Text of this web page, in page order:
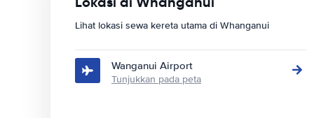
Lihat lokasi sewa kereta utama di Whanganui
Wanganui Airport
Tunjukkan pada peta